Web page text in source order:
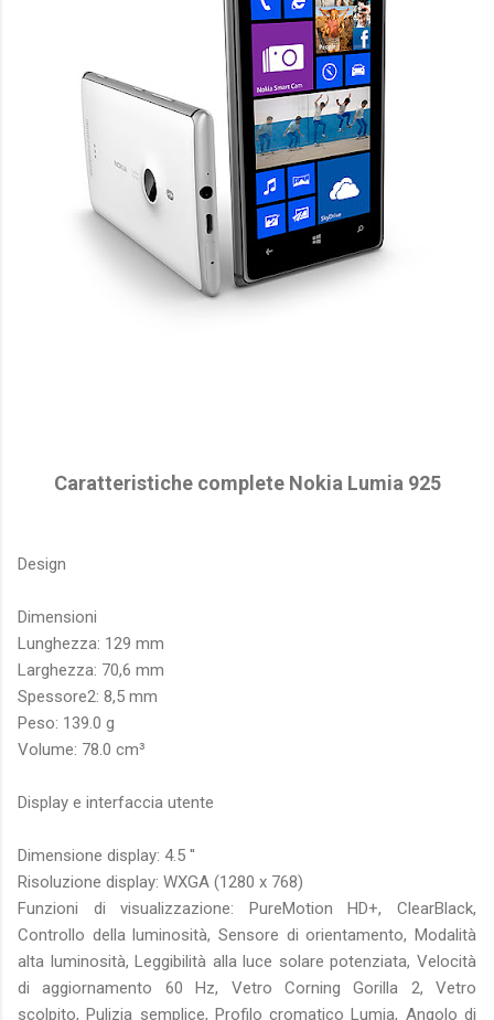
Caratteristiche complete Nokia Lumia 925
Design
Dimensioni
Lunghezza: 129 mm
Larghezza: 70,6 mm
Spessore2: 8,5 mm
Peso: 139.0 g
Volume: 78.0 cm³
Display e interfaccia utente
Dimensione display: 4.5 ''
Risoluzione display: WXGA (1280 x 768)
Funzioni di visualizzazione: PureMotion HD+, ClearBlack,
Controllo della luminosità, Sensore di orientamento, Modalità
alta luminosità, Leggibilità alla luce solare potenziata, Velocità
di aggiornamento 60 Hz, Vetro Corning Gorilla 2, Vetro
scolpito, Pulizia semplice, Profilo cromatico Lumia, Angolo di